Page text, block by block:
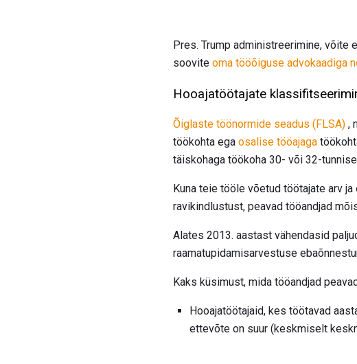
Pres. Trump administreerimine, võite
soovite oma tööõiguse advokaadiga
Hooajatöötajate
Õiglaste töönormide seadus (FLSA) ,
töökohta ega osalise tööajaga
täiskohaga töökoha 30- või 32-
Kuna teie tööle võetud töötajate arv
ravikindlustust, peavad tööandjad
Alates 2013. aastast vähendasid
raamatupidamisarvestuse
Kaks küsimust, mida tööandjad
Hooajatöötajaid, kes töötavad
ettevõte on suur (keskmiselt